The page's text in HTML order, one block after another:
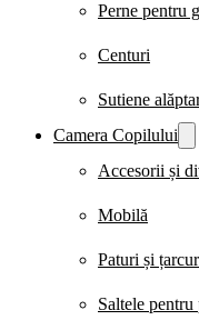
Perne pentru
Centuri
Sutiene
Camera Copilului
Accesorii și
Mobilă
Paturi și
Saltele pentru